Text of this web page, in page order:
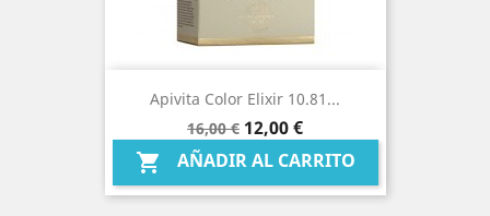
Apivita Color Elixir 10.81...
Precio
base
16,00 € Precio
12,00 €
 AÑADIR AL CARRITO